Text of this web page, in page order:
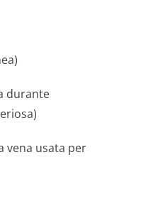
durante
vena usata per